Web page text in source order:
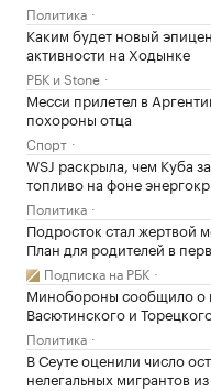
Политика
Каким будет новый
активности на Ходынке
РБК и Stone
Месси прилетел в
похороны отца
Спорт
WSJ раскрыла, чем Куба
топливо на фоне
Политика
Подросток стал жертвой
План для родителей в
Подписка на РБК
Минобороны сообщило о
Васютинского и
Политика
В Сеуте оценили число
нелегальных мигрантов